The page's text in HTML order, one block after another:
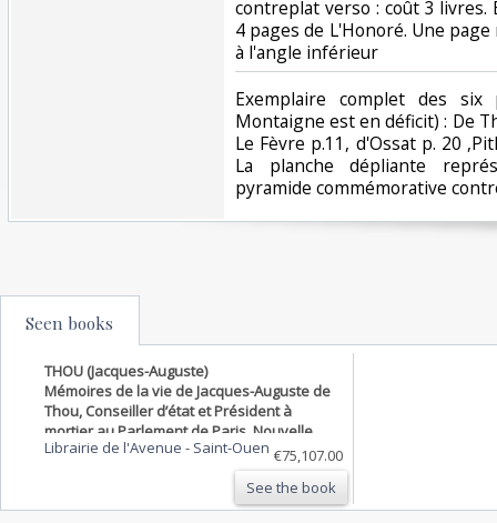
contreplat verso : coût 3 livres.
4 pages de L'Honoré. Une
à l'angle inférieur ‎
‎Exemplaire complet des
Montaigne est en déficit) : De
Le Fèvre p.11, d'Ossat p. 20
La planche dépliante
pyramide commémorative
Seen books
THOU (Jacques-Auguste)
Mémoires de la vie de Jacques-Auguste de
Thou, Conseiller d’état et Président à
mortier au Parlement de Paris. Nouvelle
édition enrichie de portraits
Librairie de l'Avenue - Saint-Ouen €75,107.00
See the book